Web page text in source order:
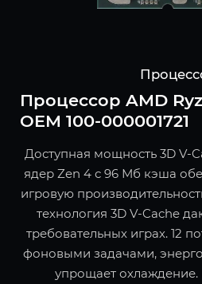
Процессор AMD
OEM 100-000001721
Доступная мощность 3D V-
ядер Zen 4 с 96 Мб кэша
игровую
технология 3D V-Cache
требовательных играх. 12
фоновыми задачами,
упрощает